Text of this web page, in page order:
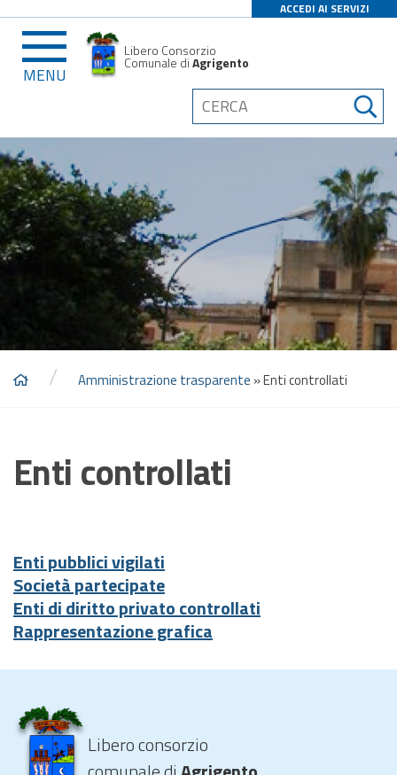
ACCEDI AI SERVIZI
MENU
Libero Consorzio
Comunale diAgrigento
/ Amministrazione trasparente »Enti controllati
Enti controllati
Enti pubblici vigilati
Società partecipate
Enti di diritto privato controllati
Rappresentazione grafica
Libero consorzio